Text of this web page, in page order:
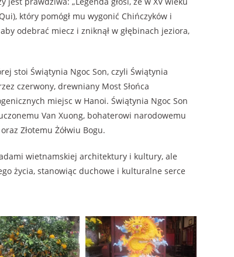
który pomógł mu wygonić Chińczyków i
odebrać miecz i zniknął w głębinach jeziora,
stoi Świątynia Ngoc Son, czyli Świątynia
czerwony, drewniany Most Słońca
miejsc w Hanoi. Świątynia Ngoc Son
Van Xuong, bohaterowi narodowemu
Złotemu Żółwiu Bogu.
wietnamskiej architektury i kultury, ale
życia, stanowiąc duchowe i kulturalne serce